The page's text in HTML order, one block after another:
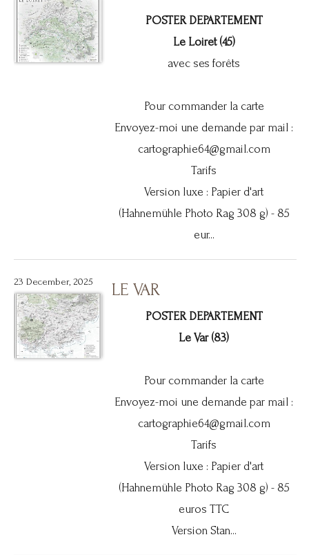
POSTER DEPARTEMENT
Le Loiret (45)
avec ses forêts
Pour commander la carte
Envoyez-moi une demande par mail :
cartographie64@gmail.com
Tarifs
Version luxe : Papier d'art
(Hahnemühle Photo Rag 308 g) - 85
eur...
23 December, 2025 LE VAR
POSTER DEPARTEMENT
Le Var (83)
Pour commander la carte
Envoyez-moi une demande par mail :
cartographie64@gmail.com
Tarifs
Version luxe : Papier d'art
(Hahnemühle Photo Rag 308 g) - 85
euros TTC
Version Stan...